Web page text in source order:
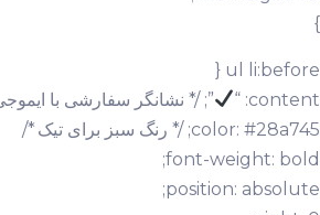
}
ul li:before {
content: “
”; /* نشانگر سفارشی با
color: #28a745; /* رنگ سبز برای تیک */
font-weight: bold;
position: absolute;